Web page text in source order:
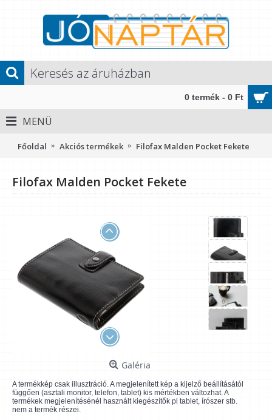
0 termék - 0 Ft
MENÜ
Főoldal Akciós termékek Filofax Malden Pocket Fekete
Filofax Malden Pocket Fekete
Galéria
A termékkép csak illusztráció. A megjelenített kép a kijelző beállításától
függően (asztali monitor, telefon, tablet) kis mértékben változhat. A
termékek megjelenítésénél használt kiegészítők pl tablet, írószer stb.
nem a termék részei.